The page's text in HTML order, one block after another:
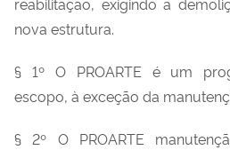
nova estrutura.
§ 1º O PROARTE é um
escopo, à exceção da
§ 2º O PROARTE